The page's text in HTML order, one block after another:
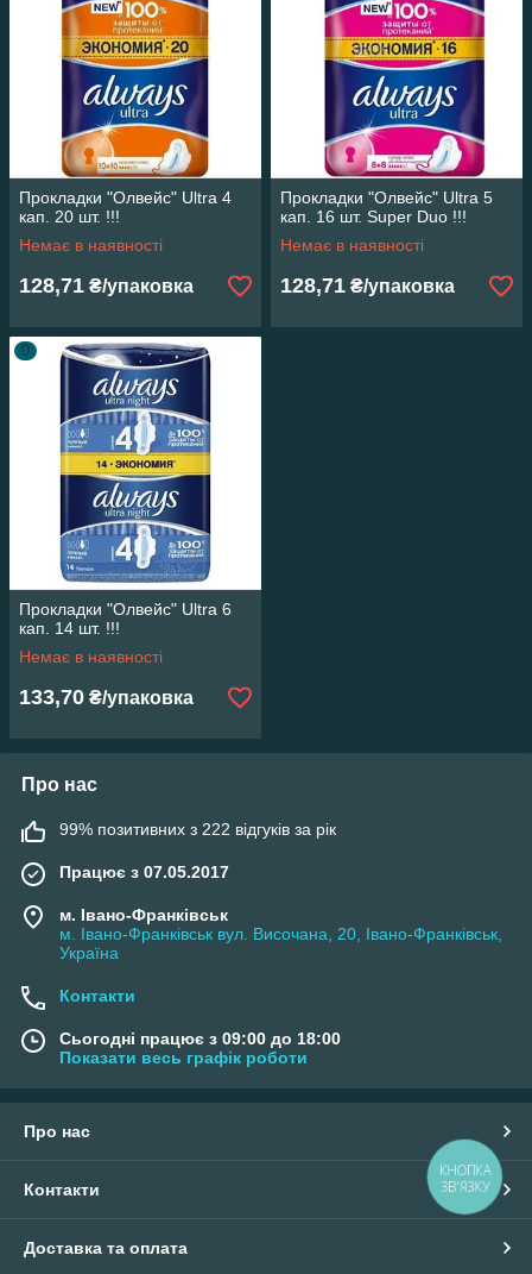
Прокладки "Олвейс" Ultra 4
кап. 20 шт. !!!
Немає в наявності
128,71 ₴/упаковка
Прокладки "Олвейс" Ultra 5
кап. 16 шт. Super Duo !!!
Немає в наявності
128,71 ₴/упаковка
0
Прокладки "Олвейс" Ultra 6
кап. 14 шт. !!!
Немає в наявності
133,70 ₴/упаковка
Про нас
99% позитивних з 222 відгуків за рік
Працює з 07.05.2017
м. Івано-Франківськ
м. Івано-Франківськ вул. Височана, 20, Івано-Франківськ,
Україна
Контакти
Сьогодні працює з 09:00 до 18:00
Показати весь графік роботи
Про нас
Контакти
Доставка та оплата
КНОПКА
ЗВ'ЯЗКУ